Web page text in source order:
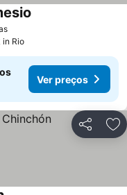
in Rio
Ver preços
Partilhar